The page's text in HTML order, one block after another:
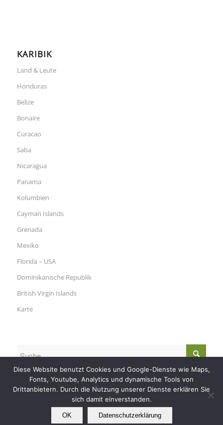
KARIBIK
Land & Leute
Honduras
Belize
Bonaire
Curacao
Saba
Nicaragua
Panama
Kolumbien
Cayman Islands
Grenada
Mexiko
Florida – USA
Dominikanische Republik
British Virgin Islands
Karte
© Copyright - Nautilus Tauchreisen -RSS
Diese Website benutzt Cookies und Google-Dienste wie Maps,
Fonts, Youtube, Analytics und dynamische Tools von
Drittanbietern. Durch die Nutzung unserer Dienste erklären Sie
sich damit einverstanden.
OK Datenschutzerklärung